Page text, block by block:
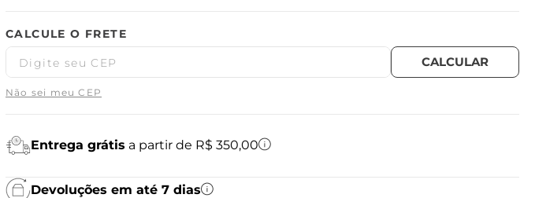
Não sei meu CEP
Entrega grátis a partir de R$ 350,00
Devoluções em até 7 dias